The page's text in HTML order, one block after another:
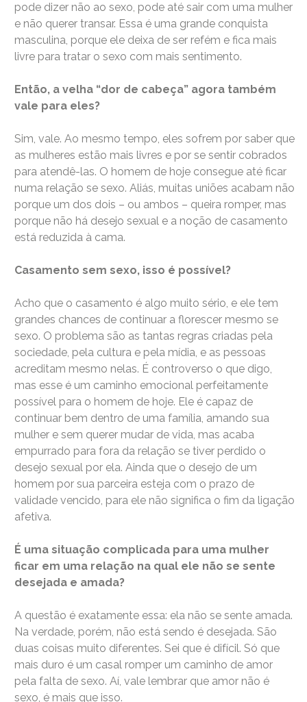
pode dizer não ao sexo, pode até sair com uma mulher
e não querer transar. Essa é uma grande conquista
masculina, porque ele deixa de ser refém e fica mais
livre para tratar o sexo com mais sentimento.
Então, a velha “dor de cabeça” agora também
vale para eles?
Sim, vale. Ao mesmo tempo, eles sofrem por saber que
as mulheres estão mais livres e por se sentir cobrados
para atendê-las. O homem de hoje consegue até ficar
numa relação se sexo. Aliás, muitas uniões acabam não
porque um dos dois – ou ambos – queira romper, mas
porque não há desejo sexual e a noção de casamento
está reduzida à cama.
Casamento sem sexo, isso é possível?
Acho que o casamento é algo muito sério, e ele tem
grandes chances de continuar a florescer mesmo se
sexo. O problema são as tantas regras criadas pela
sociedade, pela cultura e pela mídia, e as pessoas
acreditam mesmo nelas. É controverso o que digo,
mas esse é um caminho emocional perfeitamente
possível para o homem de hoje. Ele é capaz de
continuar bem dentro de uma família, amando sua
mulher e sem querer mudar de vida, mas acaba
empurrado para fora da relação se tiver perdido o
desejo sexual por ela. Ainda que o desejo de um
homem por sua parceira esteja com o prazo de
validade vencido, para ele não significa o fim da ligação
afetiva.
É uma situação complicada para uma mulher
ficar em uma relação na qual ele não se sente
desejada e amada?
A questão é exatamente essa: ela não se sente amada.
Na verdade, porém, não está sendo é desejada. São
duas coisas muito diferentes. Sei que é difícil. Só que
mais duro é um casal romper um caminho de amor
pela falta de sexo. Aí, vale lembrar que amor não é
sexo, é mais que isso.